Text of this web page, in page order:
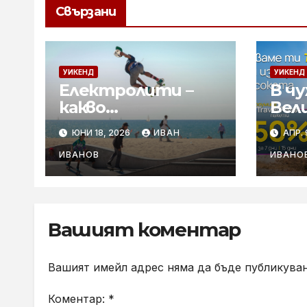
Свързани
УИКЕНД
Електролити –
какво
представляват и
кога са
необходими
ЮНИ 18, 2026 ИВАН
ИВАНОВ
УИКЕНД
В
от
АПР.
Вашият коментар
Вашият имейл адрес няма да бъде
Коментар: *